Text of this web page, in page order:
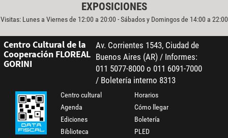
EXPOSICIONES
Visitas: Lunes a Viernes de 12:00 a 20:00 - Sábados y Domingos de 14:00 a 22:00
Centro Cultural de la
Cooperación FLOREAL
GORINI
Av. Corrientes 1543, Ciudad de
Buenos Aires (AR) / Informes:
011 5077-8000 o 011 6091-7000
/ Boletería interno 8313
Centro cultural
Agenda
Ediciones
Biblioteca
Horarios
Cómo llegar
Boletería
PLED